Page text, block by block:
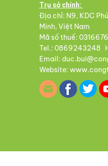
Trụ sở chính:
Địa chỉ: N9, KDC
Minh, Việt Nam
Mã số thuế:
Tel.: 0869243248
Email:
Website: